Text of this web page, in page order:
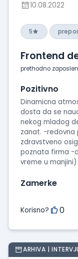
10.08.2022
5
Frontend
prethodno
Pozitivno
Dinamicna
dosta da se
nekog mladog
zanat. -redovna
zdravstveno
poznata firma -
vreme u manjini)
Zamerke
Korisno? 0
ARHIVA |